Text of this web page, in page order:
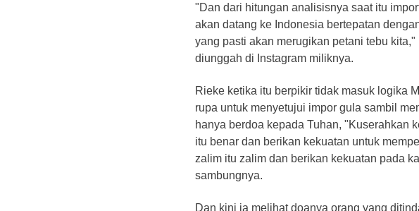
"Dan dari hitungan analisisnya saat itu
akan datang ke Indonesia bertepatan
yang pasti akan merugikan petani tebu
diunggah di Instagram miliknya.
Rieke ketika itu berpikir tidak masuk logika
rupa untuk menyetujui impor gula sambil
hanya berdoa kepada Tuhan, "Kuserahkan
itu benar dan berikan kekuatan untuk
zalim itu zalim dan berikan kekuatan pada
sambungnya.
Dan kini ia melihat doanya orang yang